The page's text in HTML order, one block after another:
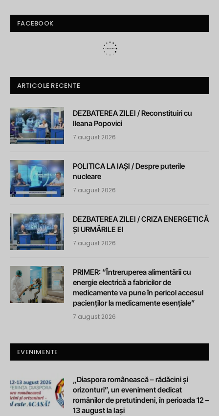
FACEBOOK
ARTICOLE RECENTE
DEZBATEREA ZILEI / Reconstituiri cu
Ileana Popovici
7 august 2026
POLITICA LA IAȘI / Despre puterile
nucleare
7 august 2026
DEZBATEREA ZILEI / CRIZA ENERGETICĂ
ȘI URMĂRILE EI
7 august 2026
PRIMER: “Întreruperea alimentării cu
energie electrică a fabricilor de
medicamente va pune în pericol accesul
pacienților la medicamente esențiale”
7 august 2026
EVENIMENTE
„Diaspora românească – rădăcini și
orizonturi”, un eveniment dedicat
românilor de pretutindeni, în perioada 12 –
13 august la Iași